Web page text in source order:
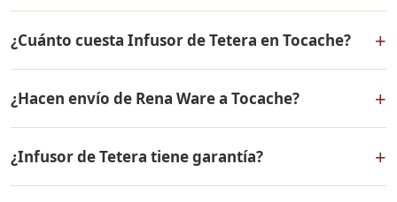
¿Cuánto cuesta Infusor de Tetera en Tocache? +
Perú. Contáctame por WhatsApp para conocer el precio
actual, promociones disponibles y facilidades de pago
en cuotas desde el 10% de inicial.
¿Hacen envío de Rena Ware a Tocache? +
San Martin y a todo el Perú. El pago es contra entrega.
¿Infusor de Tetera tiene garantía? +